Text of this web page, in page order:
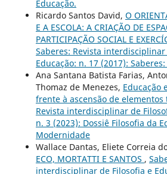
Educação.
Ricardo Santos David, O
E A ESCOLA: A CRIAÇÃO DE
PARTICIPAÇÃO SOCIAL E
Saberes: Revista
Educação: n. 17 (2017):
Ana Santana Batista Farias,
Thomaz de Menezes, Educação
frente à ascensão de
Revista interdisciplinar de
n. 3 (2023): Dossiê Filosofia da
Modernidade
Wallace Dantas, Eliete Correia
ECO, MORTATTI E SANTOS ,
interdisciplinar de Filosofia e